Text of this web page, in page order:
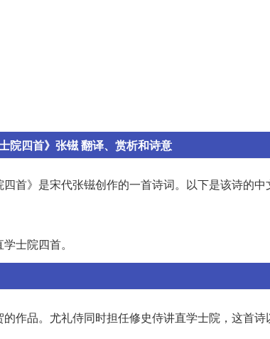
院四首》张镃 翻译、赏析和诗意
首》是宋代张镃创作的一首诗词。以下是该诗的中
士院四首。
作品。尤礼侍同时担任修史侍讲直学士院，这首